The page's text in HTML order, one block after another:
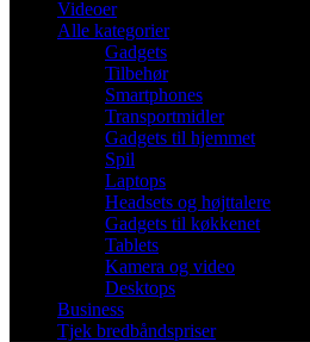
Videoer
Alle kategorier
Gadgets
Tilbehør
Smartphones
Transportmidler
Gadgets til hjemmet
Spil
Laptops
Headsets og højttalere
Gadgets til køkkenet
Tablets
Kamera og video
Desktops
Business
Tjek bredbåndspriser